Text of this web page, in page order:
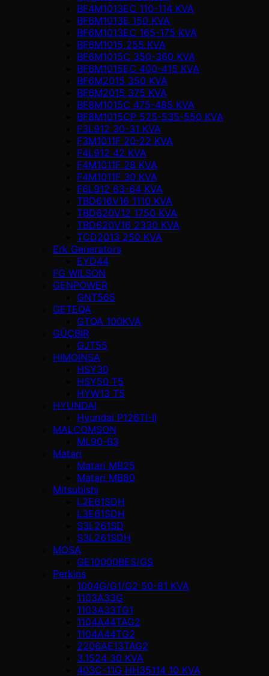
BF4M1013EC 110-114 KVA
BF6M1013E 150 KVA
BF6M1013EC 165-175 KVA
BF6M1015 255 KVA
BF6M1015C 350-360 KVA
BF6M1015EC 400-415 KVA
BF6M2015 350 KVA
BF6M2015 375 KVA
BF8M1015C 475-485 KVA
BF8M1015CP 525-535-550 KVA
F3L912 30-31 KVA
F3M1011F 20-22 KVA
F4L912 42 KVA
F4M1011F 28 KVA
F4M1011F 30 KVA
F6L912 63-64 KVA
TBD616V16 1110 KVA
TBD620V12 1750 KVA
TBD620V16 2330 KVA
TCD2013 250 KVA
Erk Generators
EYD44
FG WILSON
GENPOWER
GNT565
GETEQA
GTQA 100KVA
GÜÇBİR
GJT55
HIMOINSA
HSY30
HSY50 T5
HYW13 T5
HYUNDAI
Hyundai P126TI-II
MALCOMSON
ML90-B3
Matari
Matari MB25
Matari MB80
Mitsubishi
L2E61SDH
L3E61SDH
S3L261SD
S3L261SDH
MOSA
GE10000BES/GS
Perkins
1004G/G1/G2 50-81 KVA
1103A33G
1103A33TG1
1104A44TAG2
1104A44TG2
2206AE13TAG2
3.1524 30 KVA
403C-11G HH35114 10 KVA